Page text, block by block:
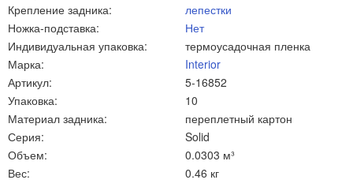
Крепление задника:
лепестки
Ножка-подставка:
Нет
Индивидуальная упаковка:
термоусадочная пленка
Марка:
Interior
Артикул:
5-16852
Упаковка:
10
Материал задника:
переплетный картон
Серия:
Solid
Объем:
0.0303 м³
Вес:
0.46 кг